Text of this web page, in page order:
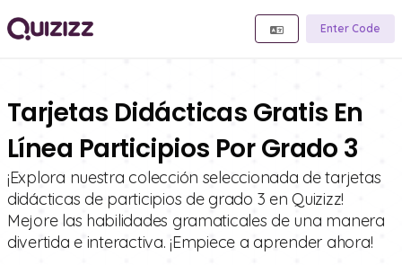
Enter Code
Tarjetas Didácticas Gratis En
Línea Participios Por Grado 3
¡Explora nuestra colección seleccionada de tarjetas
didácticas de participios de grado 3 en Quizizz!
Mejore las habilidades gramaticales de una manera
divertida e interactiva. ¡Empiece a aprender ahora!